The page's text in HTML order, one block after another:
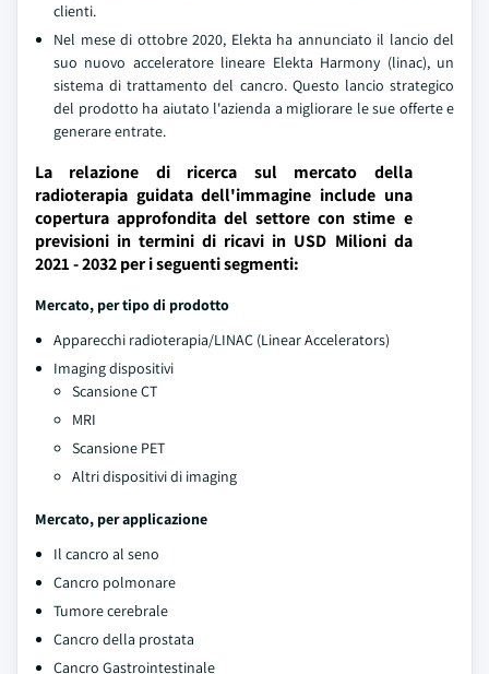
clienti.
Nel mese di ottobre 2020, Elekta ha annunciato il lancio del
suo nuovo acceleratore lineare Elekta Harmony (linac), un
sistema di trattamento del cancro. Questo lancio strategico
del prodotto ha aiutato l'azienda a migliorare le sue offerte e
generare entrate.
La relazione di ricerca sul mercato della
radioterapia guidata dell'immagine include una
copertura approfondita del settore con stime e
previsioni in termini di ricavi in USD Milioni da
2021 - 2032 per i seguenti segmenti:
Mercato, per tipo di prodotto
Apparecchi radioterapia/LINAC (Linear Accelerators)
Imaging dispositivi
Scansione CT
MRI
Scansione PET
Altri dispositivi di imaging
Mercato, per applicazione
Il cancro al seno
Cancro polmonare
Tumore cerebrale
Cancro della prostata
Cancro Gastrointestinale